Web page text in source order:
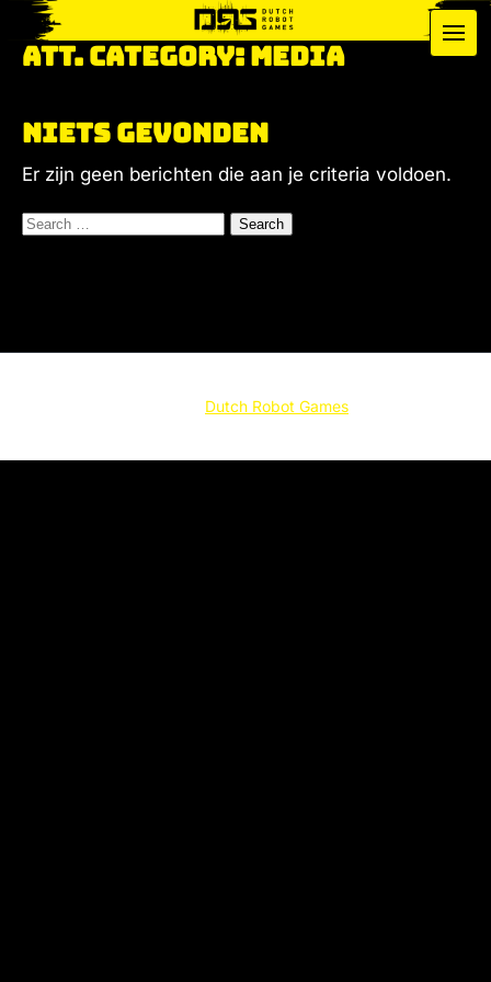
Menu
Media
Info
Forum
Contact
Att. Category:Media
Niets gevonden
Er zijn geen berichten die aan je criteria voldoen.
Search
Dutch Robot Games